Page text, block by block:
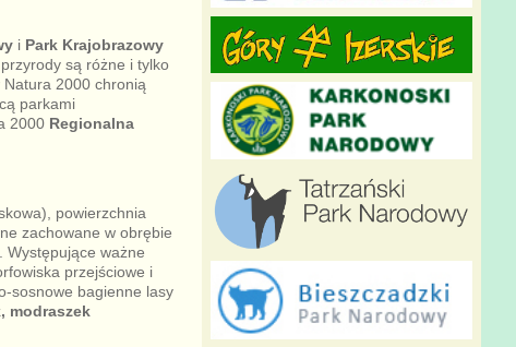
i Park Krajobrazowy
są różne i tylko
2000 chronią
parkami
2000 Regionalna
powierzchnia
zachowane w obrębie
Występujące ważne
przejściowe i
sosnowe bagienne lasy
modraszek